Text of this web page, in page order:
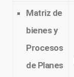
Matriz de
bienes y
Procesos
de Planes